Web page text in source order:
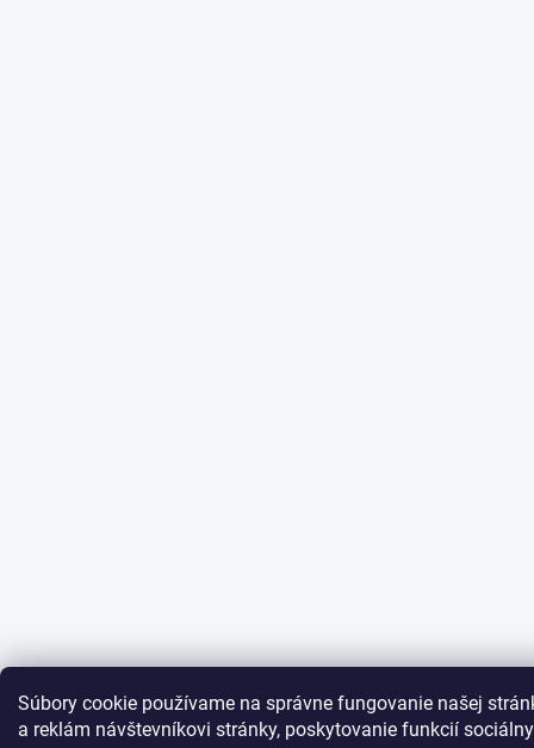
Súbory cookie používame na správne fungovanie našej
a reklám návštevníkovi stránky, poskytovanie funkcií